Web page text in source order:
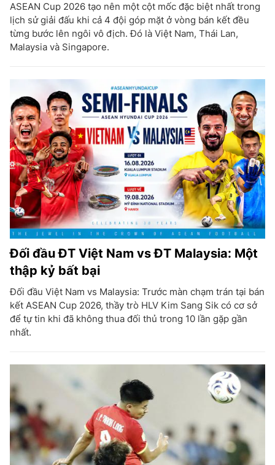
ASEAN Cup 2026 tạo nên một cột mốc đặc biệt nhất trong
lịch sử giải đấu khi cả 4 đội góp mặt ở vòng bán kết đều
từng bước lên ngôi vô địch. Đó là Việt Nam, Thái Lan,
Malaysia và Singapore.
Đối đầu ĐT Việt Nam vs ĐT Malaysia: Một
thập kỷ bất bại
Đối đầu Việt Nam vs Malaysia: Trước màn chạm trán tại bán
kết ASEAN Cup 2026, thầy trò HLV Kim Sang Sik có cơ sở
để tự tin khi đã không thua đối thủ trong 10 lần gặp gần
nhất.